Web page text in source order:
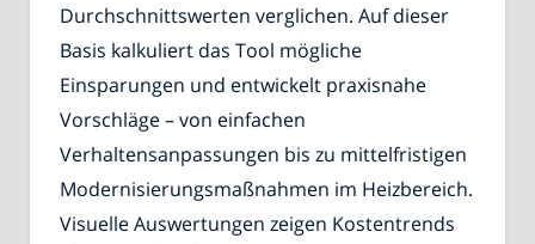
Durchschnittswerten verglichen. Auf dieser
Basis kalkuliert das Tool mögliche
Einsparungen und entwickelt praxisnahe
Vorschläge – von einfachen
Verhaltensanpassungen bis zu mittelfristigen
Modernisierungsmaßnahmen im Heizbereich.
Visuelle Auswertungen zeigen Kostentrends